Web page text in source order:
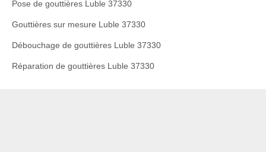
Pose de gouttières Luble 37330
Gouttières sur mesure Luble 37330
Débouchage de gouttières Luble 37330
Réparation de gouttières Luble 37330